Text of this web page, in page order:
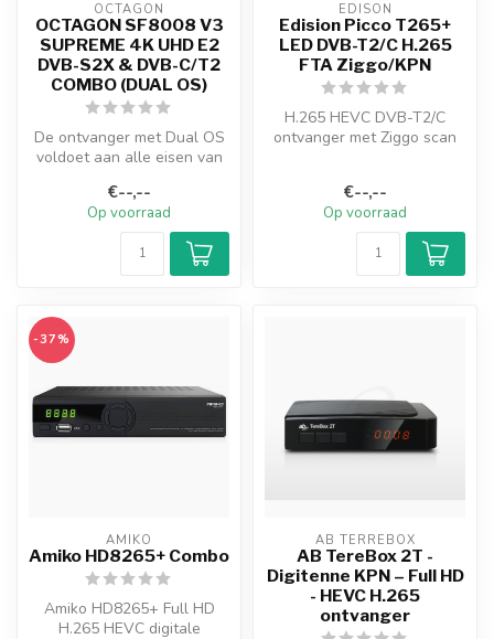
OCTAGON
OCTAGON SF8008 V3
SUPREME 4K UHD E2
DVB-S2X & DVB-C/T2
COMBO (DUAL OS)
De ontvanger met Dual OS
voldoet aan alle eisen van
b...
€--,--
Op voorraad
EDISON
Edision Picco T265+
LED DVB-T2/C H.265
FTA Ziggo/KPN
H.265 HEVC DVB-T2/C
ontvanger met Ziggo scan
de co...
€--,--
Op voorraad
-37%
AMIKO
Amiko HD8265+ Combo
Amiko HD8265+ Full HD
H.265 HEVC digitale
AB TERREBOX
AB TereBox 2T -
Digitenne KPN – Full HD
- HEVC H.265
ontvanger